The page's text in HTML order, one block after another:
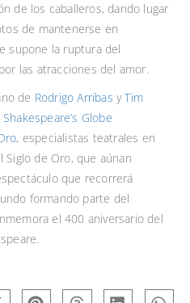
de los caballeros, dando lugar
de mantenerse en
supone la ruptura del
las atracciones del amor.
de Rodrigo ArribasyTim
Shakespeare’s Globe
, especialistas teatrales en
de Oro, que aúnan
que recorrerá
formando parte del
el 400 aniversario del